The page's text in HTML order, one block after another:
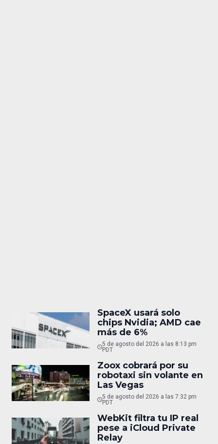
SpaceX usará solo
chips Nvidia; AMD cae
más de 6%
5 de agosto del 2026 a las 8:13 pm
PDT
Zoox cobrará por su
robotaxi sin volante en
Las Vegas
5 de agosto del 2026 a las 7:32 pm
PDT
WebKit filtra tu IP real
pese a iCloud Private
Relay